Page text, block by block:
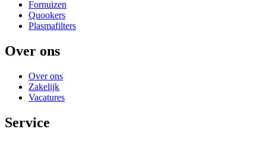
Fornuizen
Quookers
Plasmafilters
Over ons
Over ons
Zakelijk
Vacatures
Service